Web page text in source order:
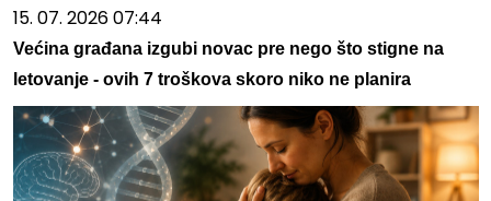
15. 07. 2026 07:44
Većina građana izgubi novac pre nego što stigne na
letovanje - ovih 7 troškova skoro niko ne planira